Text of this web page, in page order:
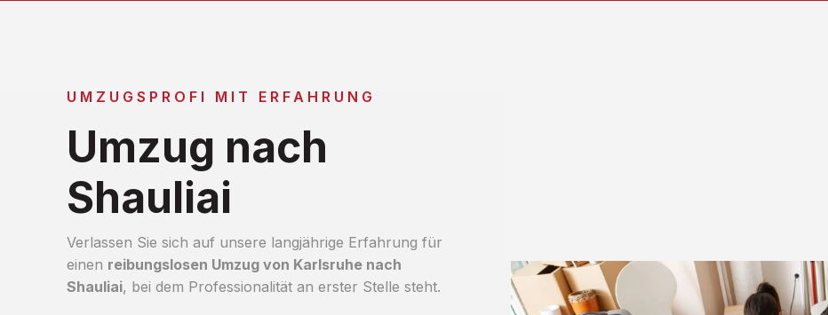
UMZUGSPROFI MIT ERFAHRUNG
Umzug nach
Shauliai
Verlassen Sie sich auf unsere langjährige Erfahrung für
einen reibungslosen Umzug von Karlsruhe nach
Shauliai, bei dem Professionalität an erster Stelle steht.